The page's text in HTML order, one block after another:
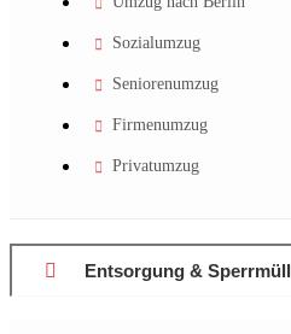
Sozialumzug
Seniorenumzug
Firmenumzug
Privatumzug
Entsorgung & Sperrmüll